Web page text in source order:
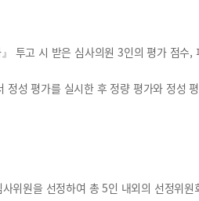
투고 시 받은 심사의원 3인의 평가 점수,
성 평가를 실시한 후 정량 평가와 정성
위원을 선정하여 총 5인 내외의 선정위원